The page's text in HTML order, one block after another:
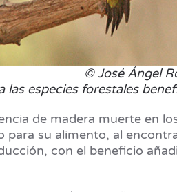
© José Ángel
las especies forestales
de madera muerte en
su alimento, al
con el beneficio